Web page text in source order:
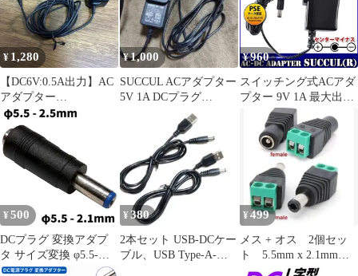
4817、4017、35135
¥ 1,280
【DC6V:0.5A出力】AC
アダプター
5.5mm×2.1m センター
マイナス
¥1,000
SUCCUL ACアダプター
5V 1A DCプラグ
¥960
スイッチング式ACアダ
プター 9V 1A 最大出力
9W PSE取得品 センタ
ーマイナス DC外径
5.5mm(内径2.1mm) 1年
保証付
¥ 500
DCプラグ 変換アダプ
タ サイズ変換 φ5.5-
2.5mm → φ5.5-2.1mm
¥ 380
2本セット USB-DCケー
ブル、USB Type-A-
¥499
メス + オス 2個セッ
ト 5.5mm x 2.1mm
DC電源プラグ 12V